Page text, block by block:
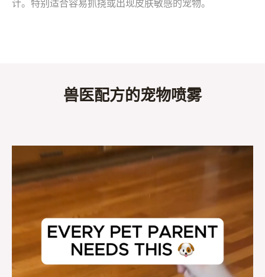
计。特别适合容易抓挠或出现皮肤敏感的宠物。
兽医配方的宠物喷雾